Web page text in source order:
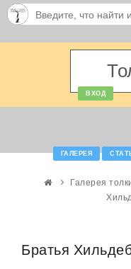
ВХОД
ГАЛЕРЕЯ
Галерея
Братья